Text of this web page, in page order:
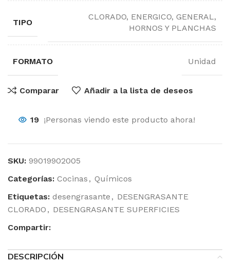
TIPO
CLORADO, ENERGICO, GENERAL,
HORNOS Y PLANCHAS
FORMATO Unidad
Comparar Añadir a la lista de deseos
19 ¡Personas viendo este producto ahora!
SKU: 99019902005
Categorías: Cocinas , Químicos
Etiquetas: desengrasante , DESENGRASANTE
CLORADO , DESENGRASANTE SUPERFICIES
Compartir:
DESCRIPCIÓN